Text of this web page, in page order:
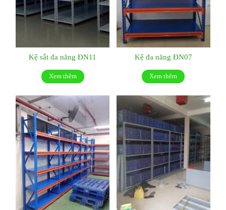
Kệ sắt đa năng ĐN11
Xem thêm
Kệ đa năng ĐN07
Xem thêm